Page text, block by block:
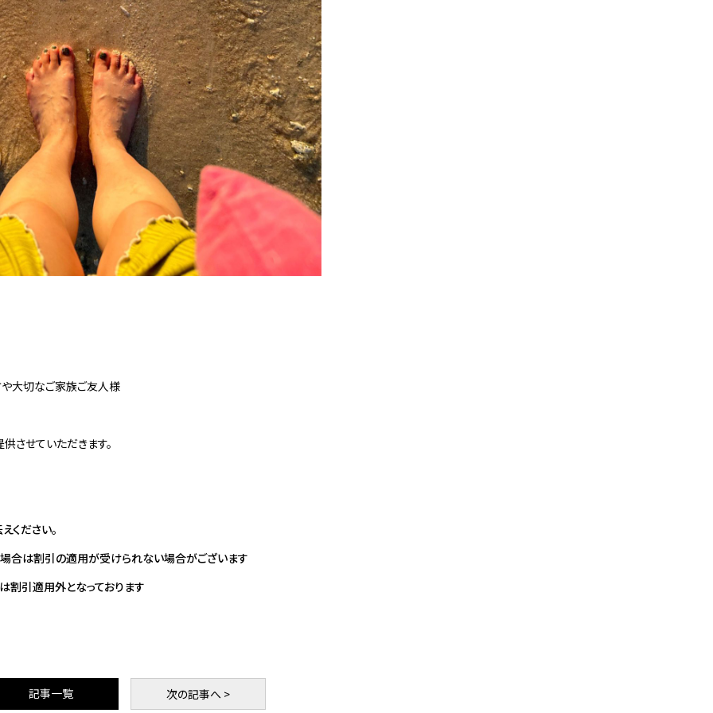
大切なご家族ご友人様
させていただきます。
ください。
合は割引の適用が受けられない場合が​ございます
割引適用外となっております
記事一覧 次の記事へ >